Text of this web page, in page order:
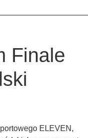
Finale
ELEVEN,